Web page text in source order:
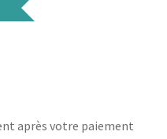
après votre paiement